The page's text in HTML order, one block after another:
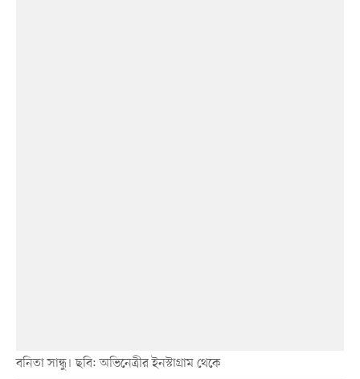
বনিতা সান্ধু। ছবি: অভিনেত্রীর ইনস্টাগ্রাম থেকে